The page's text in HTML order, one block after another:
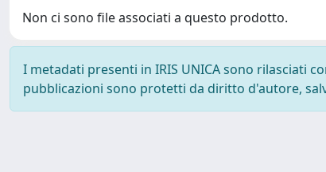
Non ci sono file associati a questo prodotto.
I metadati presenti in IRIS UNICA sono rilasciati
pubblicazioni sono protetti da diritto d'autore,